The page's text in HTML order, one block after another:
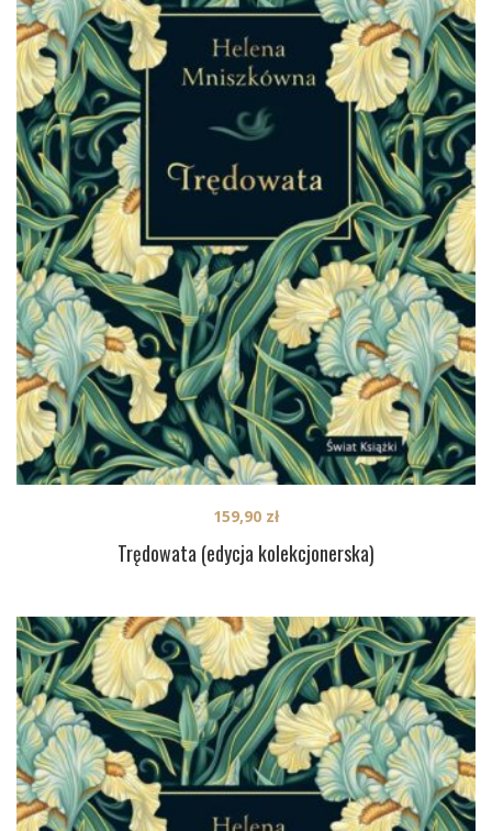
Trędowata (edycja kolekcjonerska)
159,90 zł